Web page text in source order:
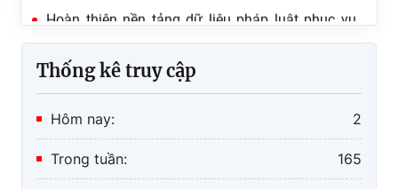
phiên bản mới
Thống kê truy cập
Hôm nay: 2
Trong tuần: 165